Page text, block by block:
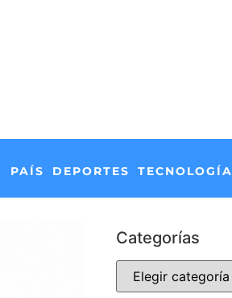
PAÍS DEPORTES TECNOLOGÍA
Categorías